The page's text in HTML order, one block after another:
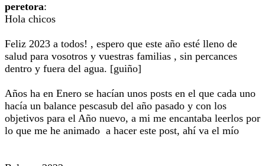
peretora:
Hola chicos
Feliz 2023 a todos! , espero que este año esté lleno de
salud para vosotros y vuestras familias , sin percances
dentro y fuera del agua. [guiño]
Años ha en Enero se hacían unos posts en el que cada uno
hacía un balance pescasub del año pasado y con los
objetivos para el Año nuevo, a mi me encantaba leerlos por
lo que me he animado a hacer este post, ahí va el mío